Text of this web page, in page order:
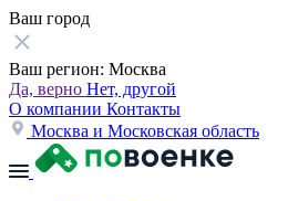
Ваш город
Ваш регион: Москва
Да, верно Нет, другой
О компании Контакты
Москва и Московская область